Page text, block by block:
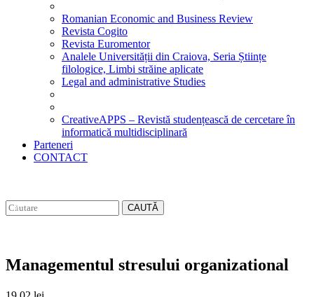
Romanian Economic and Business Review
Revista Cogito
Revista Euromentor
Analele Universității din Craiova, Seria Științe
filologice, Limbi străine aplicate
Legal and administrative Studies
CreativeAPPS – Revistă studențească de cercetare în
informatică multidisciplinară
Parteneri
CONTACT
CAUTĂ
Managementul stresului organizational